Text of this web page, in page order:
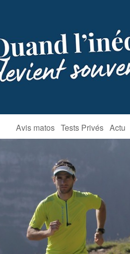
Avis matos Tests Privés Actu